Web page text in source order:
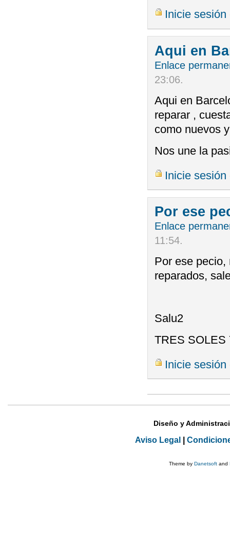
Inicie sesión
Aqui en
Enlace
23:06.
Aqui en
reparar ,
como nuevos
Nos une la
Inicie sesión
Por ese
Enlace
11:54.
Por ese pecio,
reparados,
Salu2
TRES SOLES
Inicie sesión
Diseño y
Aviso Legal
Theme by Danetsoft and